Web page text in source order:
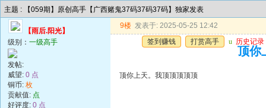
主题 : 【059期】原创高手【广西赌鬼37码37码37码】独家发表
【雨后.阳光】
级别： 一级高手
发帖:
威望: 0 点
铜币: 枚
贡献值: 点
好评度: 0 点
9楼 发表于: 2025-05-25 12:42
签到赚钱
打赏高手 u 历史记录
顶你
顶你上天。我顶顶顶顶顶